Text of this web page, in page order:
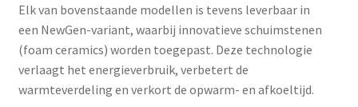
Elk van bovenstaande modellen is tevens leverbaar in
een NewGen-variant, waarbij innovatieve schuimstenen
(foam ceramics) worden toegepast. Deze technologie
verlaagt het energieverbruik, verbetert de
warmteverdeling en verkort de opwarm- en afkoeltijd.